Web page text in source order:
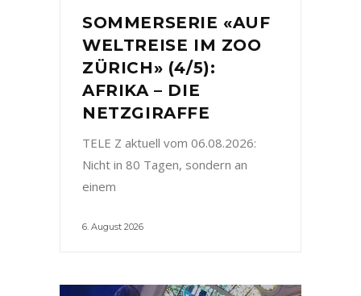
SOMMERSERIE «AUF
WELTREISE IM ZOO
ZÜRICH» (4/5):
AFRIKA – DIE
NETZGIRAFFE
TELE Z aktuell vom 06.08.2026:
Nicht in 80 Tagen, sondern an
einem
6. August 2026